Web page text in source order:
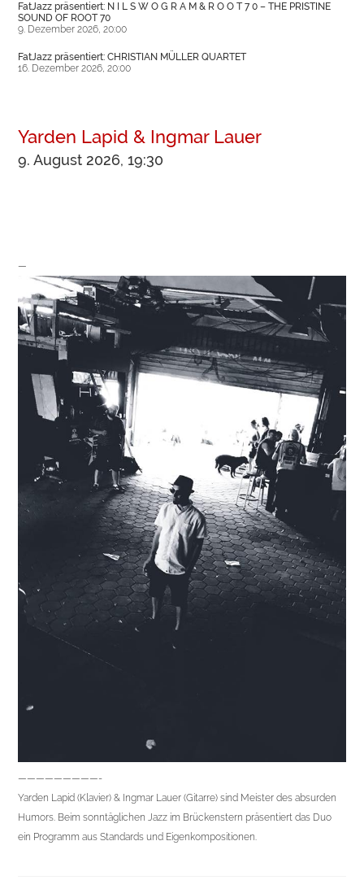
FatJazz präsentiert: N I L S W O G R A M & R O O T 7 0 – THE PRISTINE
SOUND OF ROOT 70
9. Dezember 2026, 20:00
FatJazz präsentiert: CHRISTIAN MÜLLER QUARTET
16. Dezember 2026, 20:00
Yarden Lapid & Ingmar Lauer
9. August 2026, 19:30
—
—————————-
Yarden Lapid (Klavier) & Ingmar Lauer (Gitarre) sind Meister des absurden
Humors. Beim sonntäglichen Jazz im Brückenstern präsentiert das Duo
ein Programm aus Standards und Eigenkompositionen.